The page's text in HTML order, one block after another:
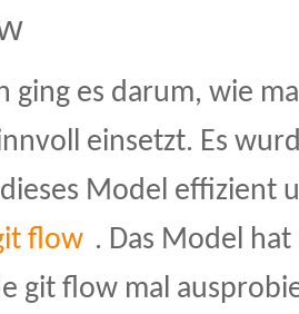
ging es darum, wie
einsetzt. Es
Model effizient
flow . Das Model
git flow mal